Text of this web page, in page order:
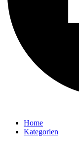
Home
Kategorien